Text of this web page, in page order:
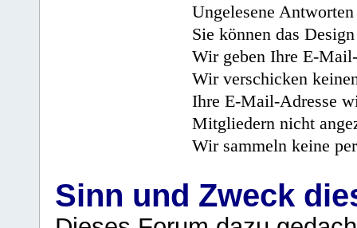
Ungelesene
Sie können das
Wir geben Ihre E-
Wir verschicken
Ihre E-Mail-Adresse
Mitgliedern nicht
Wir sammeln keine
Sinn und Zweck